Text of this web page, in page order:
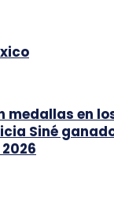
medallas en
Siné